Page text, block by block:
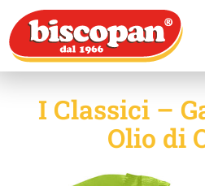
I Classici –
Olio di